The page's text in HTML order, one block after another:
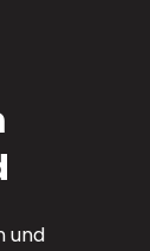
und